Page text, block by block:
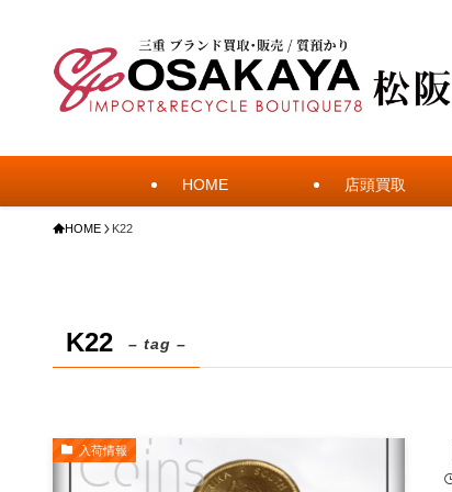
HOME 店頭買取
HOME K22
K22 – tag –
入荷情報